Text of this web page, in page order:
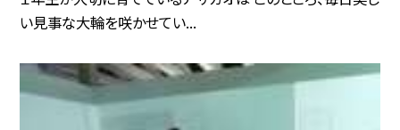
い見事な大輪を咲かせてい...